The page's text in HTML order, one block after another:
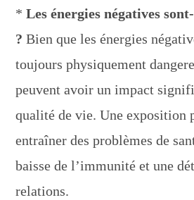
*Les énergies négatives
? Bien que les énergies
toujours physiquement
peuvent avoir un impact
qualité de vie. Une exposition
entraîner des problèmes de
baisse de l’immunité et une
relations.